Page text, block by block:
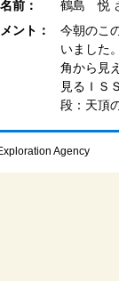
前：
鶴島 悦
ント：
今朝のこ
いました
角から見
見るＩＳ
段：天頂
Agency